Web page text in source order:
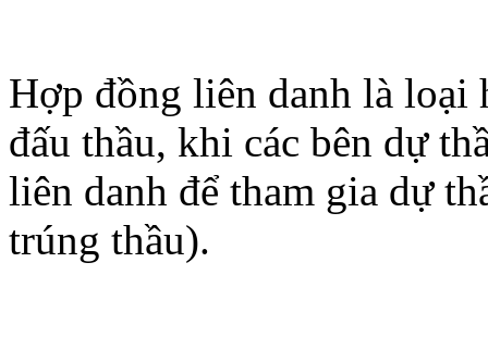
Hợp đồng liên danh là loại
đấu thầu, khi các bên dự
liên danh để tham gia dự
trúng thầu).